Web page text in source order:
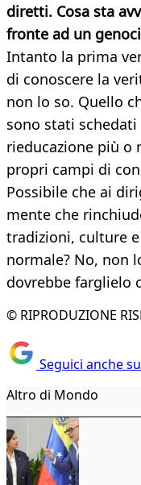
diretti. Cosa sta
fronte ad un
Intanto la prima
di conoscere la
non lo so. Quello
sono stati
rieducazione più o
propri campi di
Possibile che ai
mente che
tradizioni, culture
normale? No, non
dovrebbe farglielo
© RIPRODUZIONE
Seguici anche
Altro di Mondo